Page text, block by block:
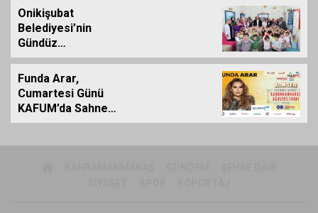
Onikişubat
Belediyesi’nin
Gündüz
Bakımevi’nde yeni
dönemin ön kayıtları
başladı
Funda Arar,
Cumartesi Günü
KAFUM’da Sahne
Alacak